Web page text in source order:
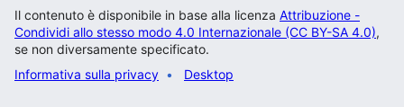
Il contenuto è disponibile in base alla licenza Attribuzione -
Condividi allo stesso modo 4.0 Internazionale (CC BY-SA 4.0),
se non diversamente specificato.
Informativa sulla privacy
Desktop